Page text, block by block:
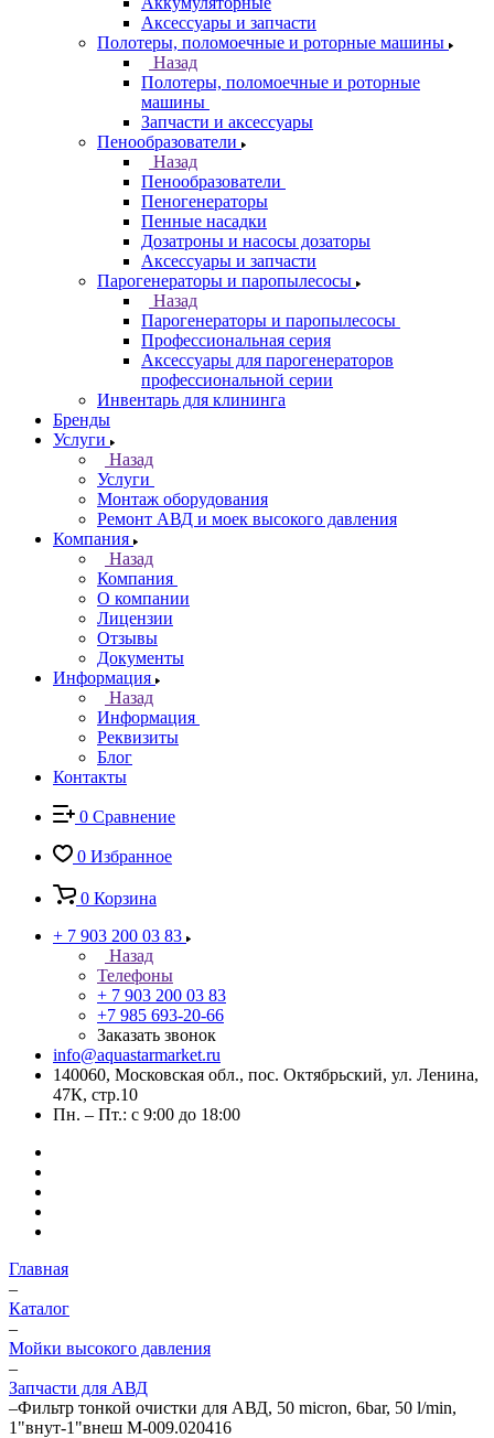
Аксессуары и запчасти
Полотеры, поломоечные и роторные машины
Назад
Полотеры, поломоечные и роторные
машины
Запчасти и аксессуары
Пенообразователи
Назад
Пенообразователи
Пеногенераторы
Пенные насадки
Дозатроны и насосы дозаторы
Аксессуары и запчасти
Парогенераторы и паропылесосы
Назад
Парогенераторы и паропылесосы
Профессиональная серия
Аксессуары для парогенераторов
профессиональной серии
Инвентарь для клининга
Бренды
Услуги
Назад
Услуги
Монтаж оборудования
Ремонт АВД и моек высокого давления
Компания
Назад
Компания
О компании
Лицензии
Отзывы
Документы
Информация
Назад
Информация
Реквизиты
Блог
Контакты
0 Сравнение
0 Избранное
0 Корзина
+ 7 903 200 03 83
Назад
Телефоны
+ 7 903 200 03 83
+7 985 693-20-66
Заказать звонок
info@aquastarmarket.ru
140060, Московская обл., пос. Октябрьский, ул. Ленина,
47К, стр.10
Пн. – Пт.: с 9:00 до 18:00
Главная
–
Каталог
–
Мойки высокого давления
–
Запчасти для АВД
–Фильтр тонкой очистки для АВД, 50 micron, 6bar, 50 l/min,
1"внут-1"внеш M-009.020416